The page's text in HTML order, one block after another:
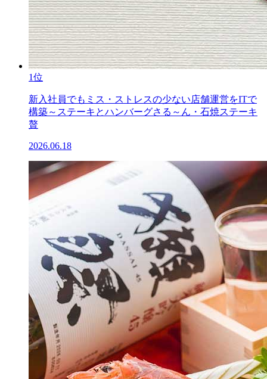
1位
新入社員でもミス・ストレスの少ない店舗運営をITで
構築～ステーキとハンバーグさる～ん・石焼ステーキ
贅
2026.06.18